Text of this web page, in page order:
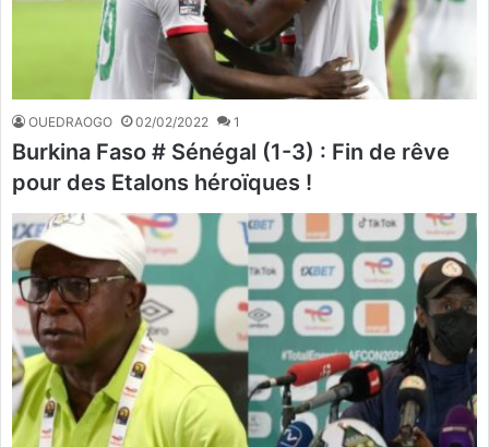
OUEDRAOGO 02/02/2022 1
Burkina Faso # Sénégal (1-3) : Fin de rêve
pour des Etalons héroïques !